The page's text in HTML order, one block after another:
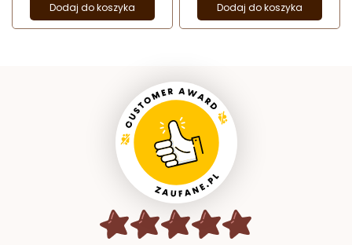
Dodaj do koszyka Dodaj do koszyka